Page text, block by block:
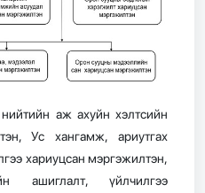
аж ахуйн хэлтсийн
Ус хангамж, ариутгах
хариуцсан мэргэжилтэн,
ашиглалт, үйлчилгээ